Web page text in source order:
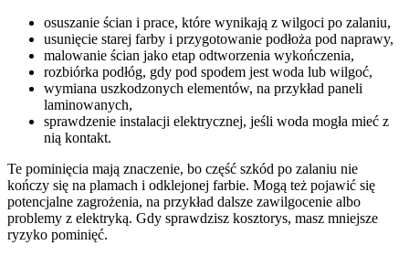
osuszanie ścian i prace, które wynikają z wilgoci po zalaniu,
usunięcie starej farby i przygotowanie podłoża pod naprawy,
malowanie ścian jako etap odtworzenia wykończenia,
rozbiórka podłóg, gdy pod spodem jest woda lub wilgoć,
wymiana uszkodzonych elementów, na przykład paneli
laminowanych,
sprawdzenie instalacji elektrycznej, jeśli woda mogła mieć z
nią kontakt.
Te pominięcia mają znaczenie, bo część szkód po zalaniu nie
kończy się na plamach i odklejonej farbie. Mogą też pojawić się
potencjalne zagrożenia, na przykład dalsze zawilgocenie albo
problemy z elektryką. Gdy sprawdzisz kosztorys, masz mniejsze
ryzyko pominięć.